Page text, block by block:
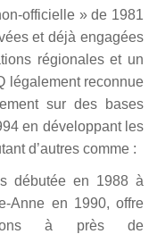
officielle » de 1981
et déjà engagées
régionales et un
légalement reconnue
sur des bases
en développant les
d’autres comme :
débutée en 1988 à
Anne en 1990, offre
à près de